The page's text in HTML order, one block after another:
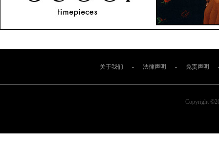
关于我们 - 法律声明 - 免责声明
Copyright